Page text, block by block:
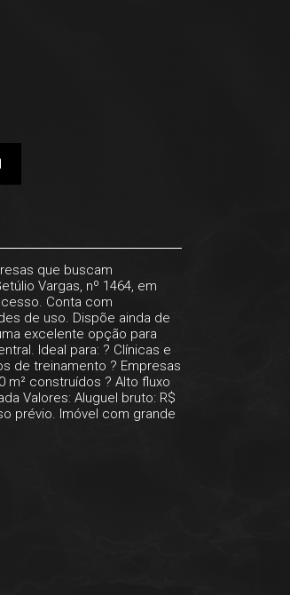
que buscam
Vargas, nº 1464, em
Conta com
de uso. Dispõe ainda de
excelente opção para
Ideal para: ? Clínicas e
de treinamento ? Empresas
m² construídos ? Alto fluxo
Valores: Aluguel bruto: R$
prévio. Imóvel com grande